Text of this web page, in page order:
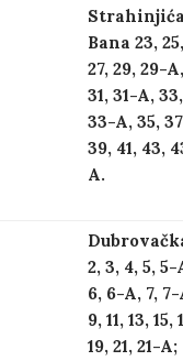
Bana 23, 25,
27, 29, 29-A,
31, 31-A, 33,
33-A, 35,
39, 41, 43,
A.
2, 3, 4, 5, 5-
6, 6-A, 7,
9, 11, 13, 15,
19, 21, 21-A;